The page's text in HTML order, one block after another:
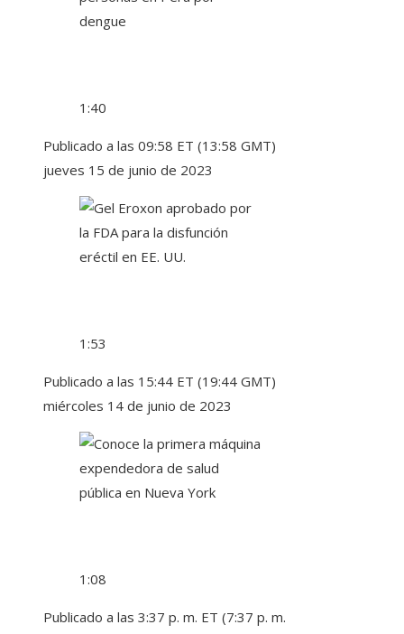
1:40
Publicado a las 09:58 ET (13:58 GMT)
jueves 15 de junio de 2023
1:53
Publicado a las 15:44 ET (19:44 GMT)
miércoles 14 de junio de 2023
1:08
Publicado a las 3:37 p. m. ET (7:37 p. m.